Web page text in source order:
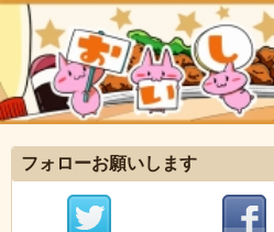
フォローお願いします